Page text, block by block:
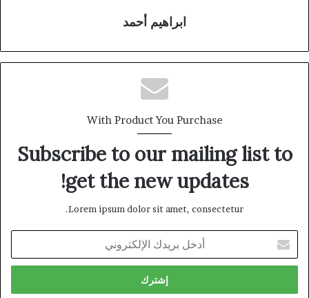
ابراهيم أحمد
With Product You Purchase
Subscribe to our mailing list to
get the new updates!
Lorem ipsum dolor sit amet, consectetur.
بريدك
الإلكتروني